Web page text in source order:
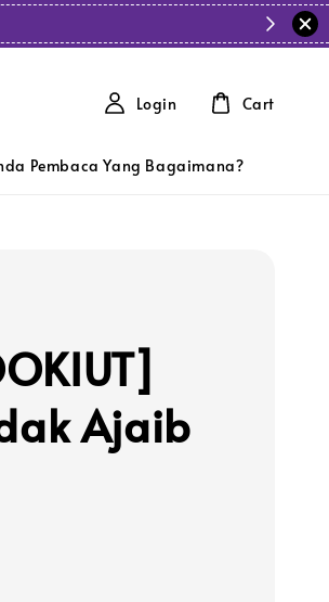
Pembaca Yang Bagaimana?
Login Cart
Ajaib